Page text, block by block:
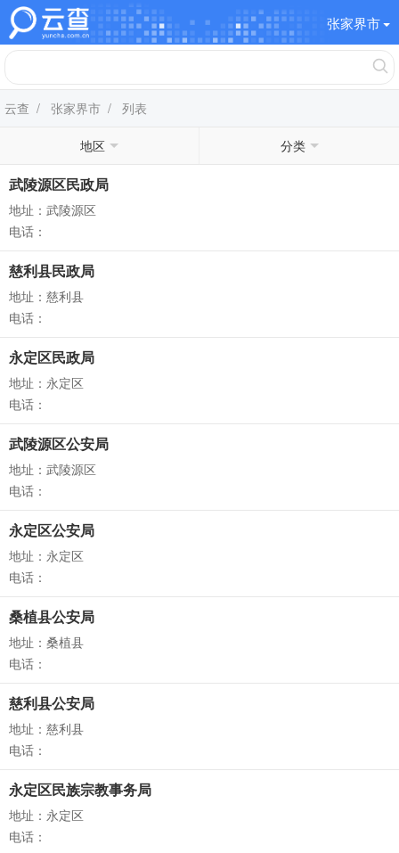
张家界市
云查 / 张家界市 / 列表
地区 分类
武陵源区民政局
地址：武陵源区
电话：
慈利县民政局
地址：慈利县
电话：
永定区民政局
地址：永定区
电话：
武陵源区公安局
地址：武陵源区
电话：
永定区公安局
地址：永定区
电话：
桑植县公安局
地址：桑植县
电话：
慈利县公安局
地址：慈利县
电话：
永定区民族宗教事务局
地址：永定区
电话：